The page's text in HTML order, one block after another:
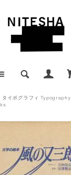
タイポグラフィ Typography